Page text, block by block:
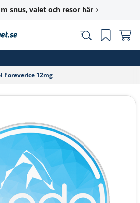
snus, valet och resor här
Foreverice 12mg‎